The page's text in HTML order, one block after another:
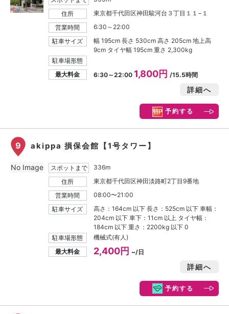
住所
東京都千代田区神田駿河台３丁目１１−１
営業時間
6:30～22:00
駐車サイズ
幅 195cm 長さ 530cm 高さ 205cm 地上高
9cm タイヤ幅 195cm 重さ 2,300kg
駐車場形態
最大料金
6:30～22:00 1,800円/15.5時間
詳細へ
予約する
9 akippa 損保会館【1号タワー】
スポットまで
336m
住所
東京都千代田区神田淡路町2丁目9番地
営業時間
08:00〜21:00
駐車サイズ
高さ：164cm 以下 長さ：525cm 以下 車幅：
204cm 以下 車下：11cm 以上 タイヤ幅：
184cm 以下 重さ：2200kg 以下 0
駐車場形態
機械式(有人)
最大料金
2,400円 ~/日
詳細へ
予約する
No Image